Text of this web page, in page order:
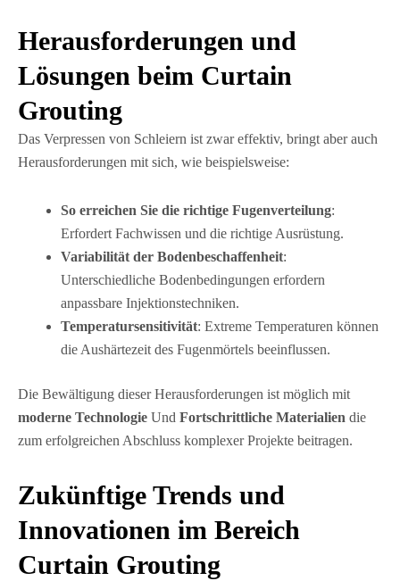
Herausforderungen und
Lösungen beim Curtain
Grouting
Das Verpressen von Schleiern ist zwar effektiv, bringt aber auch
Herausforderungen mit sich, wie beispielsweise:
So erreichen Sie die richtige Fugenverteilung:
Erfordert Fachwissen und die richtige Ausrüstung.
Variabilität der Bodenbeschaffenheit:
Unterschiedliche Bodenbedingungen erfordern
anpassbare Injektionstechniken.
Temperatursensitivität: Extreme Temperaturen können
die Aushärtezeit des Fugenmörtels beeinflussen.
Die Bewältigung dieser Herausforderungen ist möglich mit
moderne Technologie Und Fortschrittliche Materialien die
zum erfolgreichen Abschluss komplexer Projekte beitragen.
Zukünftige Trends und
Innovationen im Bereich
Curtain Grouting